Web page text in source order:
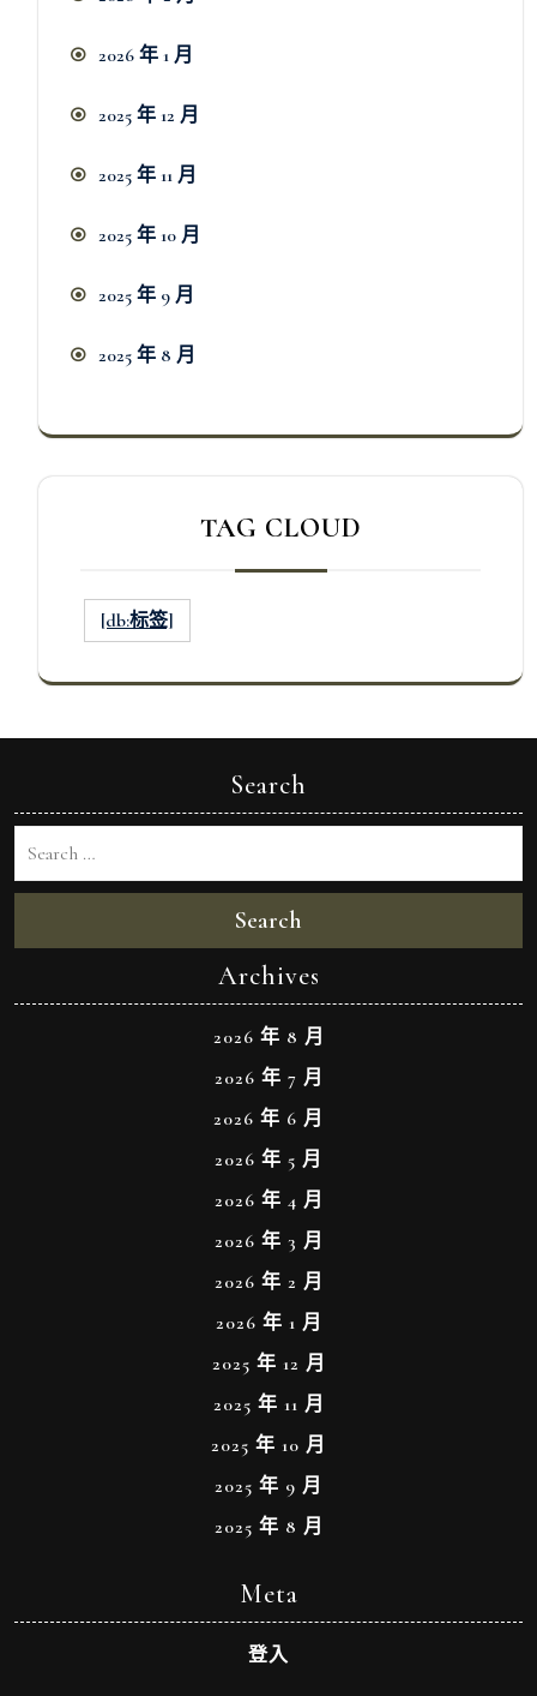
2026 年 1 月
2025 年 12 月
2025 年 11 月
2025 年 10 月
2025 年 9 月
2025 年 8 月
TAG CLOUD
[db:标签]
Search
Search
Archives
2026 年 8 月
2026 年 7 月
2026 年 6 月
2026 年 5 月
2026 年 4 月
2026 年 3 月
2026 年 2 月
2026 年 1 月
2025 年 12 月
2025 年 11 月
2025 年 10 月
2025 年 9 月
2025 年 8 月
Meta
登入